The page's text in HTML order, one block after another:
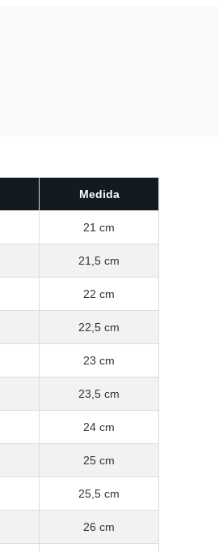
Medida
21 cm
21,5 cm
22 cm
22,5 cm
23 cm
23,5 cm
24 cm
25 cm
25,5 cm
26 cm